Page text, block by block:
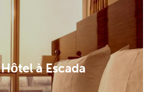
Hôtel à Escada